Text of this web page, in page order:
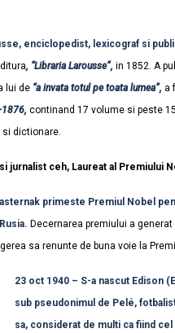
enciclopedist, lexicograf si
, “Libraria Larousse”, in 1852. A
lui de “a invata totul pe toata lumea”, a
1876, continand 17 volume si peste
dictionare.
jurnalist ceh, Laureat al Premiului
primeste Premiul Nobel
Decernarea premiului a
sa renunte de buna voie la
23 oct 1940 – S-a nascut Edison
sub pseudonimul de Pelé,
sa, considerat de multi ca fiind